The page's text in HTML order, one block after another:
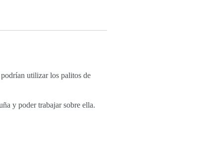
utilizar los palitos de
y poder trabajar sobre ella.